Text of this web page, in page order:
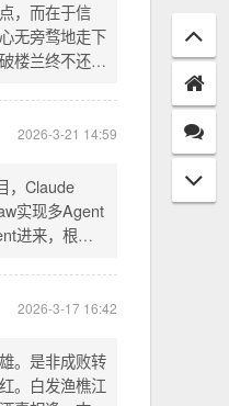
/ 默认随机播
和
硬编码 false
否则走
2026-3-21 18:13
，而在于信
无旁骛地走下
楼兰终不还。
2026-3-21 14:59
，Claude
实现多Agent
进来，根本
2026-3-17 16:42